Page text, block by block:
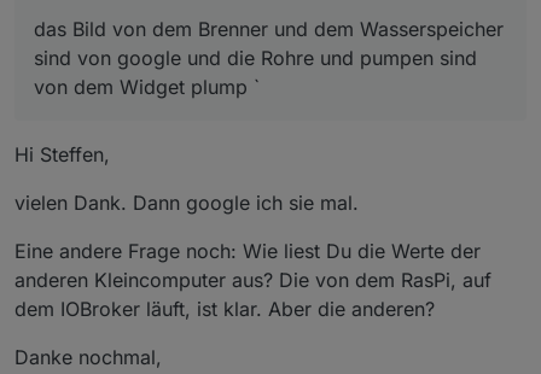
das Bild von dem Brenner und dem Wasserspeicher
sind von google und die Rohre und pumpen sind
von dem Widget plump `
Hi Steffen,
vielen Dank. Dann google ich sie mal.
Eine andere Frage noch: Wie liest Du die Werte der
anderen Kleincomputer aus? Die von dem RasPi, auf
dem IOBroker läuft, ist klar. Aber die anderen?
Danke nochmal,